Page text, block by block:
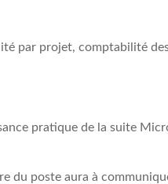
par projet, comptabilité
pratique de la suite
du poste aura à